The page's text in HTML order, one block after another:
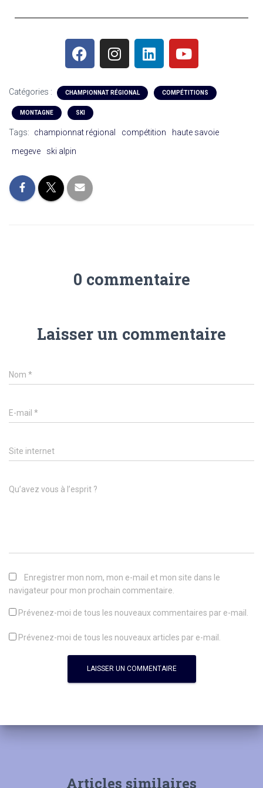
Catégories : CHAMPIONNAT RÉGIONAL COMPÉTITIONS
MONTAGNE SKI
Tags: championnat régional compétition
haute savoie
megeve
ski alpin
0 commentaire
Laisser un commentaire
Nom *
E-mail *
Site internet
Qu’avez vous à l’esprit ?
Enregistrer mon nom, mon e-mail et mon site dans le
navigateur pour mon prochain commentaire.
Prévenez-moi de tous les nouveaux commentaires par e-mail.
Prévenez-moi de tous les nouveaux articles par e-mail.
Articles similaires